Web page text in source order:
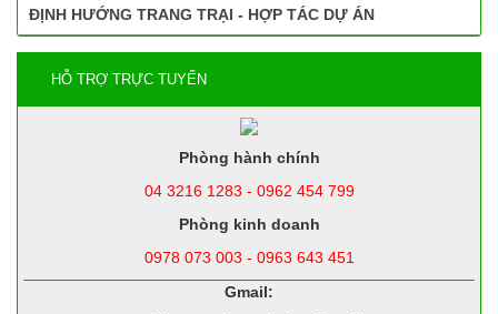
ĐỊNH HƯỚNG TRANG TRẠI - HỢP TÁC DỰ ÁN
HỖ TRỢ TRỰC TUYẾN
Phòng hành chính
04 3216 1283 - 0962 454 799
Phòng kinh doanh
0978 073 003 - 0963 643 451
Gmail: